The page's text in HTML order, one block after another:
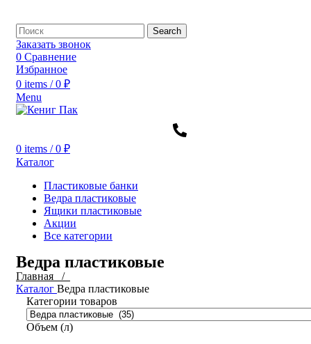
Search
Заказать звонок
0 Сравнение
Избранное
0 items / 0 ₽
Menu
0 items / 0 ₽
Каталог
Пластиковые банки
Ведра пластиковые
Ящики пластиковые
Акции
Все категории
Ведра пластиковые
Главная /
Каталог Ведра пластиковые
Категории товаров
Объем (л)